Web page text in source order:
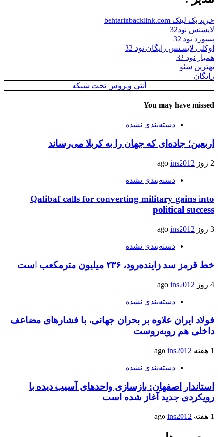
خرید بک لینک behtarinbacklink.com
لایسنس نود32
پسورد نود 32
اوکلی لایسنس رایگان نود 32
همیار نود 32
بهترین سئو
رایگان
آنتی ویروس تحت شبکه
You may have missed
دسته‌بندی نشده
اربعین؛ جاده‌ای که جهان را به کربلا می‌رساند
2 روز ago ins2012
دسته‌بندی نشده
Qalibaf calls for converting military gains into
political success
3 روز ago ins2012
دسته‌بندی نشده
خط قرمز سد زاینده‌رود، ۲۳۶ میلیون مترمکعب است
4 روز ago ins2012
دسته‌بندی نشده
فولاد ایران علاوه بر بحران جهانی، با فشارهای مضاعف
داخلی هم روبه‌روست
1 هفته ago ins2012
دسته‌بندی نشده
استاندار اصفهان: بازسازی واحدهای آسیب دیده با
رویکردی جدید آغاز شده است
1 هفته ago ins2012